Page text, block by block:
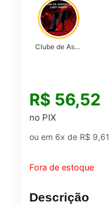
Clube de Assinatura Lady Griffe
R$ 56,52
no PIX
ou em 6x de R$ 9,61
Fora de estoque
Descrição